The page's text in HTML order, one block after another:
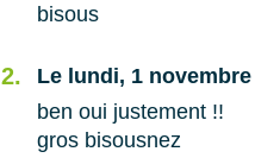
bisous
2.
Le lundi, 1
ben oui justement !!
gros bisousnez